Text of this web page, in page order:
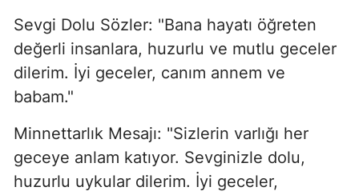
Sevgi Dolu Sözler: "Bana hayatı öğreten
değerli insanlara, huzurlu ve mutlu geceler
dilerim. İyi geceler, canım annem ve
babam."
Minnettarlık Mesajı: "Sizlerin varlığı her
geceye anlam katıyor. Sevginizle dolu,
huzurlu uykular dilerim. İyi geceler,